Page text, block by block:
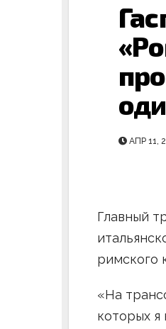
АПР 11,
Главный
римского
«На
которых я